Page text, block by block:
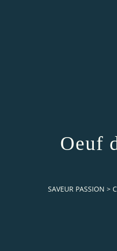
Oeuf
SAVEUR PASSION >